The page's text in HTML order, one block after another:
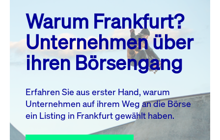
MO. DI. MI. DO. FR. SA. SO.
1
2
3
4 5 6 7 8
10 11 13 14
17
18 19 20 21 22
23
27 28
Warum Frankfurt?
Unternehmen über
ihren Börsengang
Erfahren Sie aus erster Hand, warum
Unternehmen auf ihrem Weg an die Börse
ein Listing in Frankfurt gewählt haben.